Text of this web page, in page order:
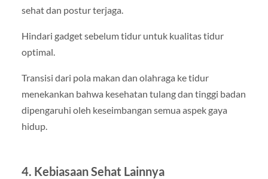
sehat dan postur terjaga.
Hindari gadget sebelum tidur untuk kualitas tidur
optimal.
Transisi dari pola makan dan olahraga ke tidur
menekankan bahwa kesehatan tulang dan tinggi badan
dipengaruhi oleh keseimbangan semua aspek gaya
hidup.
4. Kebiasaan Sehat Lainnya